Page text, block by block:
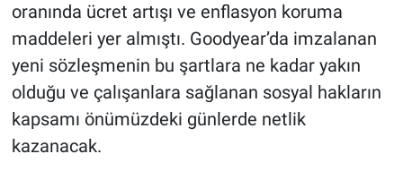
oranında ücret artışı ve enflasyon koruma
maddeleri yer almıştı. Goodyear’da imzalanan
yeni sözleşmenin bu şartlara ne kadar yakın
olduğu ve çalışanlara sağlanan sosyal hakların
kapsamı önümüzdeki günlerde netlik
kazanacak.